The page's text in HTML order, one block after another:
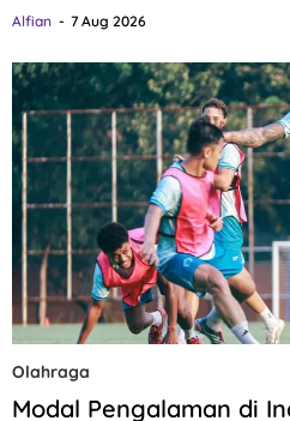
Alfian 7 Aug 2026
Olahraga
Modal Pengalaman di